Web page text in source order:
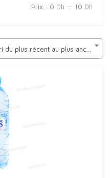
Prix : 0 Dh — 10 Dh